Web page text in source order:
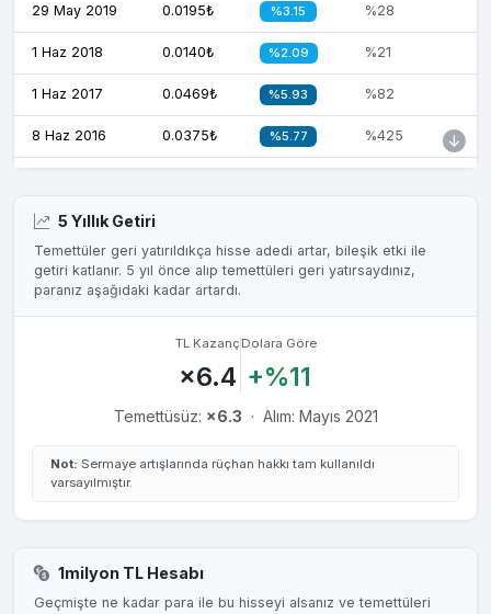
29 May 2019 0.0195₺ %3.15 %28
1 Haz 2018 0.0140₺ %2.09 %21
1 Haz 2017 0.0469₺ %5.93 %82
8 Haz 2016 0.0375₺ %5.77 %425
20 May 2014
20 May 2013 0.0333₺ %4.63 %24
21 May 2006
6.9023₺ %37.72
3.5498₺ %29.58
1.1350₺ %37.21
30 Nis 1997 0.1942₺ %14.94
5 Yıllık Getiri
Temettüler geri yatırıldıkça hisse adedi artar, bileşik etki ile
getiri katlanır. 5 yıl önce alıp temettüleri geri yatırsaydınız,
paranız aşağıdaki kadar artardı.
TL Kazanç
×6.4
Dolara Göre
+%11
Temettüsüz: ×6.3 · Alım: Mayıs 2021
Not: Sermaye artışlarında rüçhan hakkı tam kullanıldı
varsayılmıştır.
1milyon TL Hesabı
Geçmişte ne kadar para ile bu hisseyi alsanız ve temettüleri